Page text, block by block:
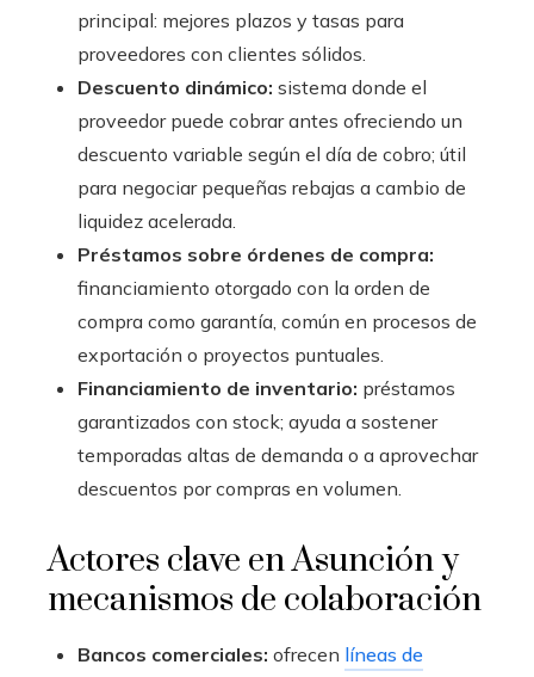
principal: mejores plazos y tasas para
proveedores con clientes sólidos.
Descuento dinámico: sistema donde el
proveedor puede cobrar antes ofreciendo un
descuento variable según el día de cobro; útil
para negociar pequeñas rebajas a cambio de
liquidez acelerada.
Préstamos sobre órdenes de compra:
financiamiento otorgado con la orden de
compra como garantía, común en procesos de
exportación o proyectos puntuales.
Financiamiento de inventario: préstamos
garantizados con stock; ayuda a sostener
temporadas altas de demanda o a aprovechar
descuentos por compras en volumen.
Actores clave en Asunción y
mecanismos de colaboración
Bancos comerciales: ofrecen líneas de